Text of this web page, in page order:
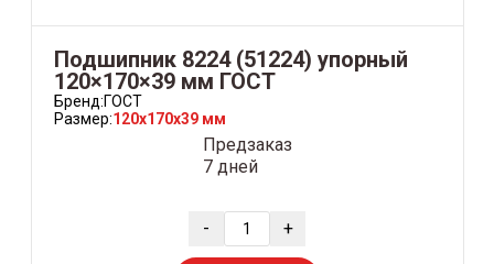
Подшипник 8224 (51224) упорный
120×170×39 мм ГОСТ
Бренд:ГОСТ
Размер:120x170x39 мм
Предзаказ
7 дней
- +